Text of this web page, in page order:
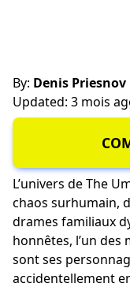
By: Denis Priesnov
Updated: 3 mois
L’univers de The
chaos surhumain,
drames familiaux
honnêtes, l’un des
sont ses
accidentellement